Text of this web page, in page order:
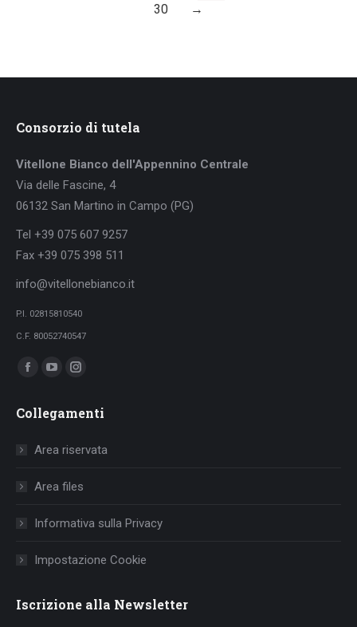
30
→
Consorzio di tutela
Vitellone Bianco dell'Appennino Centrale
Via delle Fascine, 4
06132 San Martino in Campo (PG)
Tel +39 075 607 9257
Fax +39 075 398 511
info@vitellonebianco.it
P.I. 02815810540
C.F. 80052740547
Ci puoi trovare su:
Facebook
opens
window
YouTube
opens
window
Instagram
opens
Collegamenti
Area riservata
Area files
Informativa sulla Privacy
Impostazione Cookie
Iscrizione alla Newsletter